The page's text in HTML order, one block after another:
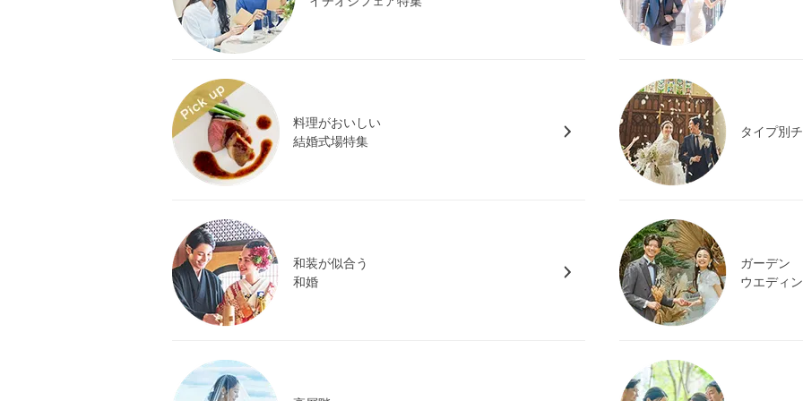
料理がおいしい
結婚式場特集
タイプ別
和装が似合う
和婚
ガーデン
ウエディ